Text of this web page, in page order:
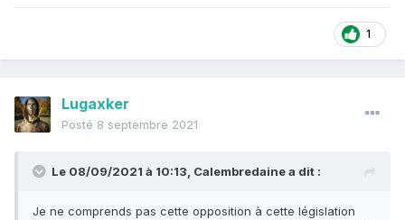
1
Lugaxker
Posté 8 septembre 2021
Le 08/09/2021 à 10:13, Calembredainea dit :
Je ne comprends pas cette opposition à cette législation